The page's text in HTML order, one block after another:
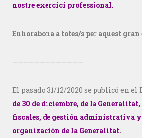
nostre exercici professional.
Enhorabona a totes/s per aquest
—————————————
El pasado 31/12/2020 se publicó en el
de 30 de diciembre, de la Generalitat,
fiscales, de gestión administrativa
organización de la Generalitat.